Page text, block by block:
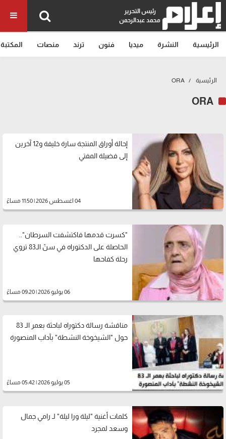
رئيس التحرير
محمد عبدالرحمن
الرئيسية النشرة ميديا فنون ترند منصات المكتبة
الرئيسية ORA
ORA
إحالة أوراق المنتجة سارة خليفة و12 آخرين
إلى فضيلة المفتي
04 اغسطس 2026 | 11:50 مساءً
"كسرت قدمها فاكتشفت السرطان"..
الحاصلة على الدكتوراه في سنّ الـ83 تروي
رحلة كفاحها
06 يوليو 2026 | 09:20 مساءً
مناقشة رسالة دكتوراه لباحثة بعمر الـ 83
حول "الشيخوخة النشطة" بآداب المنصورة
05 يوليو 2026 | 05:42 مساءً
كلمات أغنية "ليلة ورا ليلة" لـ رامي جمال
وسعد لمجرد